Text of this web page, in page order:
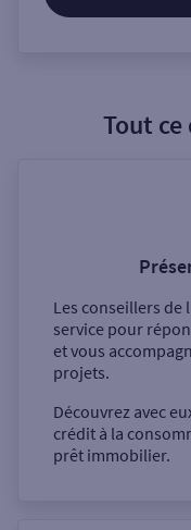
Tout
Les conseillers de
service pour
et vous
projets.
Découvrez avec
crédit à la
prêt immobilier.